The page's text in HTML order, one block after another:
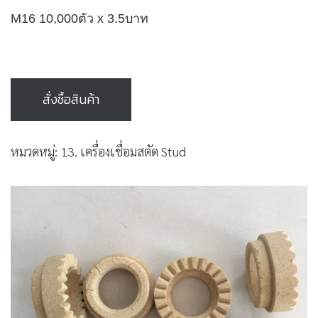
M16 10,000ตัว x 3.5บาท
สั่งซื้อสินค้า
หมวดหมู่: 13. เครื่องเชื่อมสตัด Stud